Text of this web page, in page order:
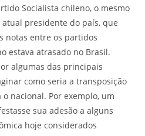
Socialista chileno, o mesmo
presidente do país, que
notas entre os partidos
estava atrasado no Brasil.
algumas das principais
como seria a transposição
nacional. Por exemplo, um
sua adesão a alguns
hoje considerados